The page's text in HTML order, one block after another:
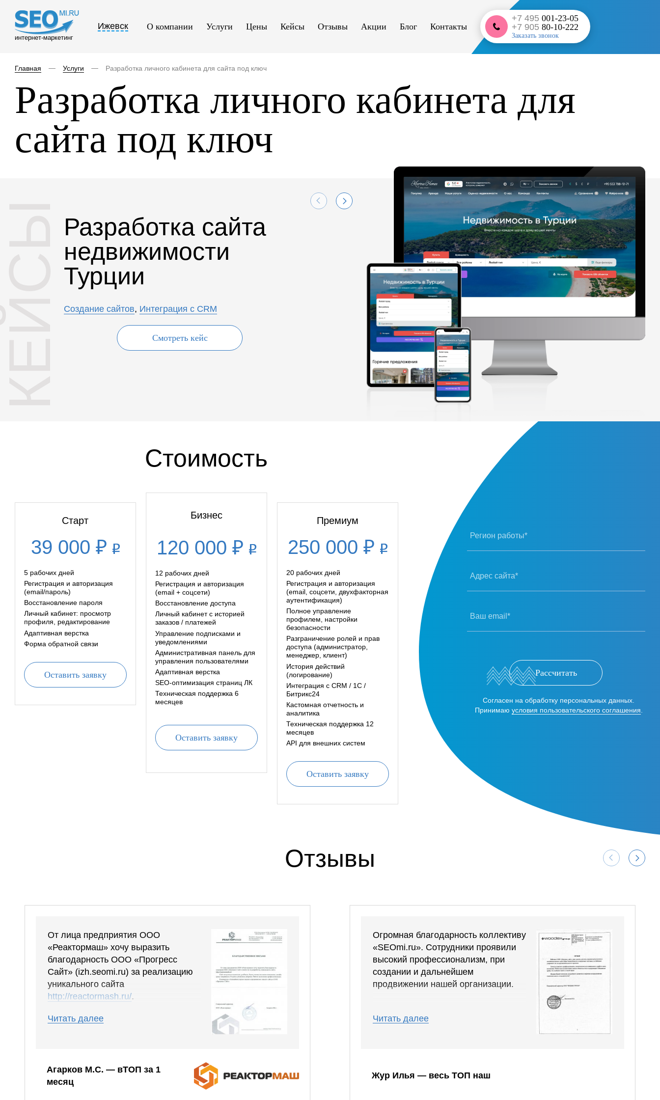
интернет-маркетинг
Ижевск О компании Услуги Цены Кейсы Отзывы Акции Блог Контакты
+7 495 001-23-05
+7 905 80-10-222
Заказать звонок
Главная Услуги Разработка личного кабинета для сайта под ключ
Разработка личного кабинета для
сайта под ключ
Разработка сайта
недвижимости
Турции
Создание сайтов, Интеграция с CRM
Смотреть кейс
Стоимость
Старт
39 000 ₽
5 рабочих дней
Регистрация и авторизация
(email/пароль)
Восстановление пароля
Личный кабинет: просмотр
профиля, редактирование
Адаптивная верстка
Форма обратной связи
Оставить заявку
Бизнес
120 000 ₽
12 рабочих дней
Регистрация и авторизация
(email + соцсети)
Восстановление доступа
Личный кабинет с историей
заказов / платежей
Управление подписками и
уведомлениями
Административная панель для
управления пользователями
Адаптивная верстка
SEO‑оптимизация страниц ЛК
Техническая поддержка 6
месяцев
Оставить заявку
Премиум
250 000 ₽
20 рабочих дней
Регистрация и авторизация
(email, соцсети, двухфакторная
аутентификация)
Полное управление
профилем, настройки
безопасности
Разграничение ролей и прав
доступа (администратор,
менеджер, клиент)
История действий
(логирование)
Интеграция с CRM / 1С /
Битрикс24
Кастомная отчетность и
аналитика
Техническая поддержка 12
месяцев
API для внешних систем
Оставить заявку
Регион работы*
Адрес сайта*
Ваш email*
Рассчитать
Согласен на обработку персональных данных.
Принимаю условия пользовательского соглашения
Отзывы
От лица предприятия ООО
«Реактормаш» хочу выразить
благодарность ООО «Прогресс
Сайт» (izh.seomi.ru) за реализацию
уникального сайта
http://reactormash.ru/.
Сайт получился понятным, удобным,
выполнена профессионально.
Читать далее
Агарков М.С. — вТОП за 1
месяц
Огромная благодарность коллективу
«SEOmi.ru». Сотрудники проявили
высокий профессионализм, при
создании и дальнейшем
продвижении нашей организации.
слова уже были в ТОП 10 Яндекса.
реагировала на все пожелания и
Читать далее
Жур Илья — весь ТОП наш